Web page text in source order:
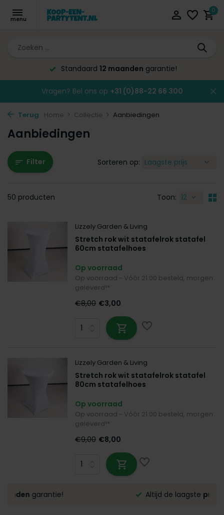
0
Altijd de laagsteprijsgarantie!
Vragen? Bel ons op +31 (0)88-22 66 300
Terug Home Collectie Aanbiedingen
Aanbiedingen
Filter
50 producten Toon:
Sorteren op:
Lizzely Garden & Living
Stretch rok wit statafelrok statafel
60cm statafelhoes
Op voorraad
Op voorraad - Vóór 21:00 besteld, morgen
geleverd!*
€8,00 €3,00
Lizzely Garden & Living
Stretch rok wit statafelrok statafel
80cm statafelhoes
Op voorraad
Op voorraad - Vóór 21:00 besteld, morgen
geleverd!*
€9,00 €8,00
Altijd de laagste prijsgarantie!